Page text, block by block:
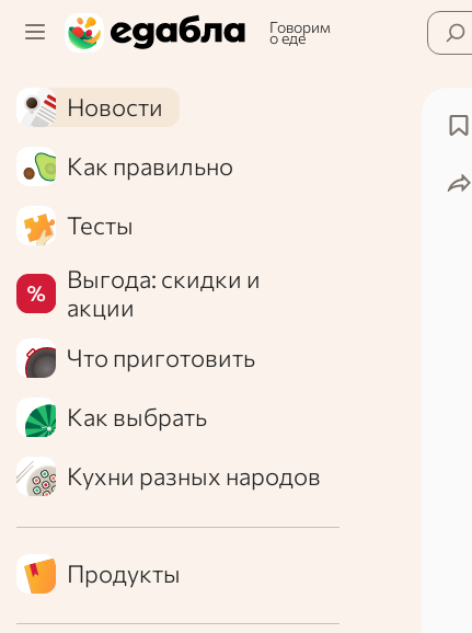
Говорим
о еде
Новости
Как правильно
Тесты
Выгода: скидки и
акции
Что приготовить
Как выбрать
Кухни разных народов
Продукты